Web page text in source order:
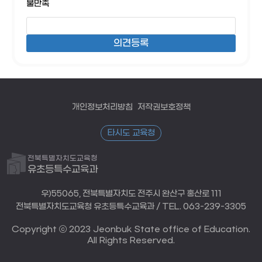
불만족
개인정보처리방침 저작권보호정책
타시도 교육청
전북특별자치도교육청
유초등특수교육과
우)55065, 전북특별자치도 전주시 완산구 홍산로 111
전북특별자치도교육청 유초등특수교육과 / TEL. 063-239-3305
Copyright ⓒ 2023 Jeonbuk State office of Education.
All Rights Reserved.